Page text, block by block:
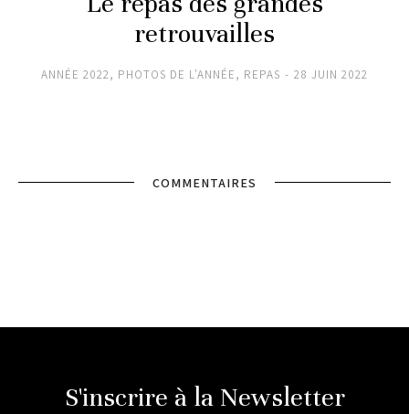
retrouvailles
ANNÉE 2022, PHOTOS DE L'ANNÉE, REPAS 28 JUIN 2022
COMMENTAIRES
S'inscrire à la Newsletter